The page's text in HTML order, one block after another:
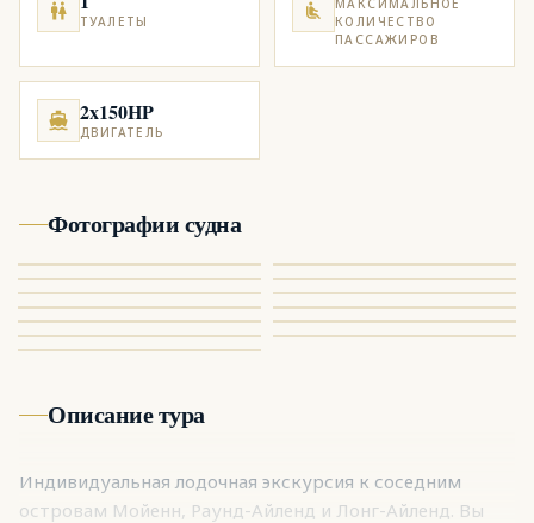
ТУАЛЕТЫ
МАКСИМАЛЬНОЕ
КОЛИЧЕСТВО
ПАССАЖИРОВ
2x150HP
ДВИГАТЕЛЬ
Фотографии судна
Описание тура
Индивидуальная лодочная экскурсия к соседним
островам Мойенн, Раунд-Айленд и Лонг-Айленд. Вы